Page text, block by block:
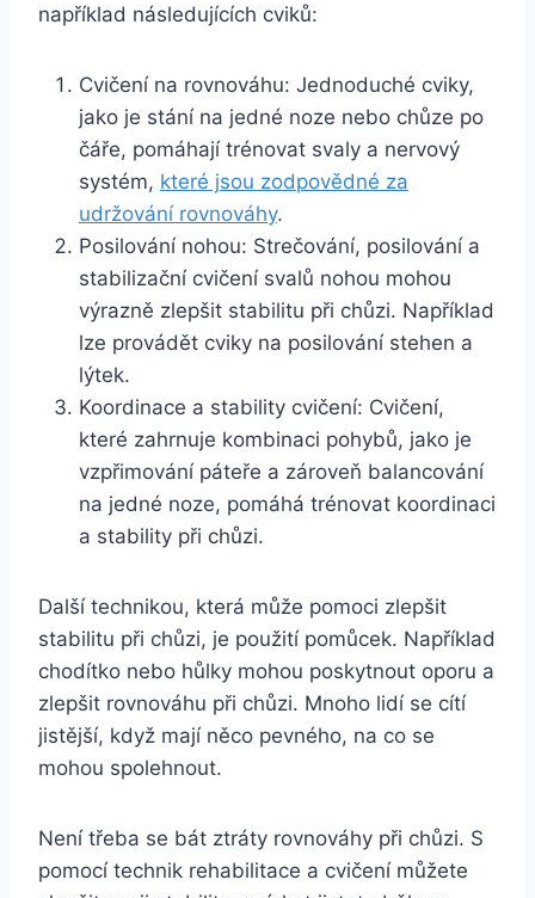
například následujících cviků:
Cvičení na rovnováhu: Jednoduché cviky,
jako je stání na jedné noze nebo chůze po
čáře, pomáhají trénovat svaly a nervový
systém, které jsou zodpovědné za
udržování rovnováhy.
Posilování nohou: Strečování, posilování a
stabilizační cvičení svalů nohou mohou
výrazně zlepšit stabilitu při chůzi. Například
lze provádět cviky na posilování stehen a
lýtek.
Koordinace a stability cvičení: Cvičení,
které zahrnuje kombinaci pohybů, jako je
vzpřimování páteře a zároveň balancování
na jedné noze, pomáhá trénovat koordinaci
a stability při chůzi.
Další technikou, která může pomoci zlepšit
stabilitu při chůzi, je použití pomůcek. Například
chodítko nebo hůlky mohou poskytnout oporu a
zlepšit rovnováhu při chůzi. Mnoho lidí se cítí
jistější, když mají něco pevného, na co se
mohou spolehnout.
Není třeba se bát ztráty rovnováhy při chůzi. S
pomocí technik rehabilitace a cvičení můžete